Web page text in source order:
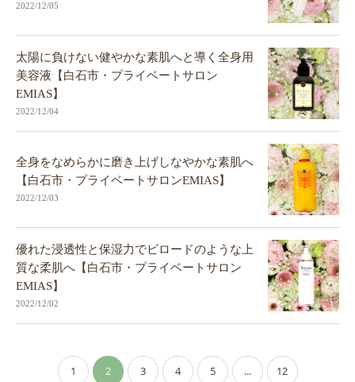
2022/12/05
太陽に負けない健やかな素肌へと導く全身用
美容液【白石市・プライベートサロン
EMIAS】
2022/12/04
全身をなめらかに磨き上げしなやかな素肌へ
【白石市・プライベートサロンEMIAS】
2022/12/03
優れた浸透性と保湿力でビロードのような上
質な柔肌へ【白石市・プライベートサロン
EMIAS】
2022/12/02
1 2 3 4 5 ... 12